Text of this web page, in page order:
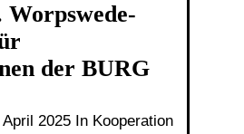
der BURG
2025 In Kooperation